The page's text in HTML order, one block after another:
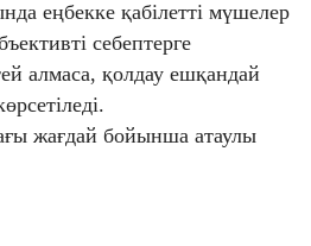
еңбекке қабілетті мүшелер
себептерге
алмаса, қолдау ешқандай
жағдай бойынша атаулы